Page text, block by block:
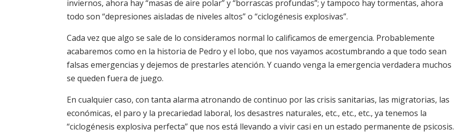
inviernos, ahora hay “masas de aire polar” y “borrascas profundas”; y tampoco hay tormentas, ahora
todo son “depresiones aisladas de niveles altos” o “ciclogénesis explosivas”.
Cada vez que algo se sale de lo consideramos normal lo calificamos de emergencia. Probablemente
acabaremos como en la historia de Pedro y el lobo, que nos vayamos acostumbrando a que todo sean
falsas emergencias y dejemos de prestarles atención. Y cuando venga la emergencia verdadera muchos
se queden fuera de juego.
En cualquier caso, con tanta alarma atronando de continuo por las crisis sanitarias, las migratorias, las
económicas, el paro y la precariedad laboral, los desastres naturales, etc., etc., etc., ya tenemos la
“ciclogénesis explosiva perfecta” que nos está llevando a vivir casi en un estado permanente de psicosis.